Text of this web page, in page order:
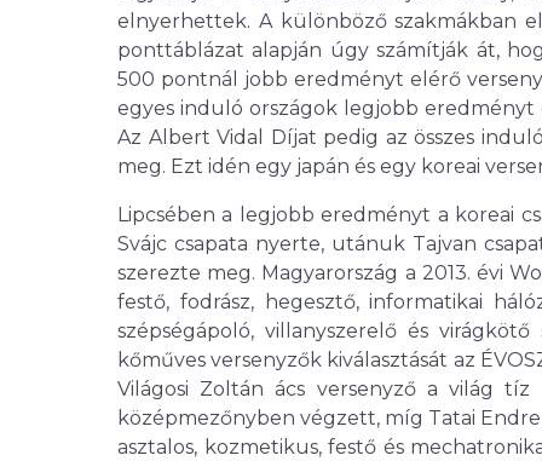
elnyerhettek. A különböző szakmákban
ponttáblázat alapján úgy számítják át,
500 pontnál jobb eredményt elérő
egyes induló országok legjobb
Az Albert Vidal Díjat pedig az összes
meg. Ezt idén egy japán és egy koreai
Lipcsében a legjobb eredményt a koreai
Svájc csapata nyerte, utánuk Tajvan
szerezte meg. Magyarország a 2013. évi
festő, fodrász, hegesztő, informatikai
szépségápoló, villanyszerelő és
kőműves versenyzők kiválasztását az
Világosi Zoltán ács versenyző a világ
középmezőnyben végzett, míg Tatai
asztalos, kozmetikus, festő és